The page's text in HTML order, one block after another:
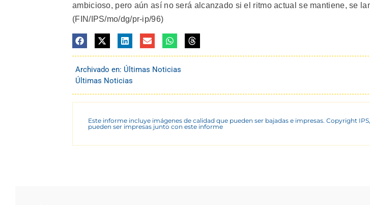
ambicioso, pero aún así no será alcanzado si el ritmo actual se mantiene, se
(FIN/IPS/mo/dg/pr-ip/96)
Archivado en: Últimas Noticias
Últimas Noticias
Este informe incluye imágenes de calidad que pueden ser bajadas e impresas. Copyright
pueden ser impresas junto con este informe